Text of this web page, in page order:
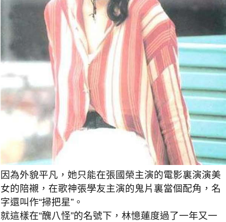
因為外貌平凡，她只能在張國榮主演的電影裏演演美
女的陪襯，在歌神張學友主演的鬼片裏當個配角，名
字還叫作“掃把星”。
就這樣在“醜八怪”的名號下，林憶蓮度過了一年又一